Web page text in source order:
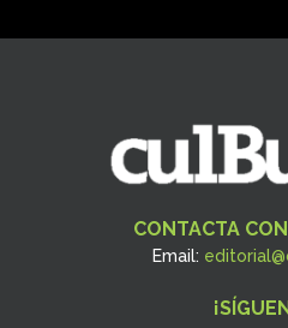
CONTACTA
Email: